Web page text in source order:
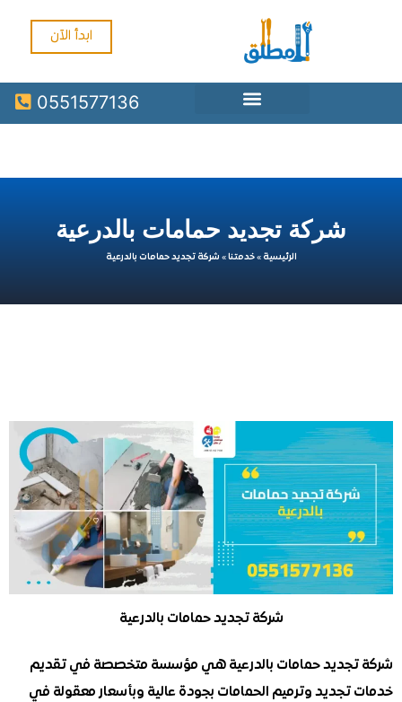
0551577136
شركة تجديد حمامات بالدرعية
خدمتنا»شركة تجديد حمامات بالدرعية
شركة تجديد حمامات بالدرعية
حمامات بالدرعية هي مؤسسة متخصصة في تقديم
وترميم الحمامات بجودة عالية وبأسعار معقولة في